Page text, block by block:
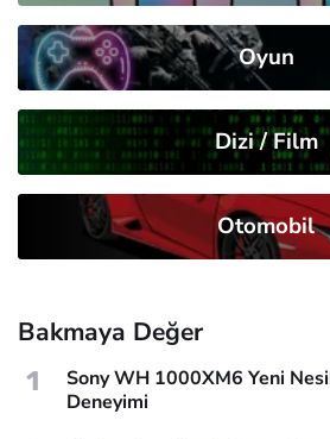
Oyun
Dizi / Film
Otomobil
Bakmaya Değer
1
Sony WH 1000XM6 Yeni
Deneyimi